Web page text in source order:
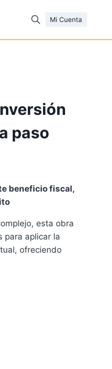
Mi Cuenta
paso
beneficio fiscal,
esta obra
para aplicar la
ofreciendo